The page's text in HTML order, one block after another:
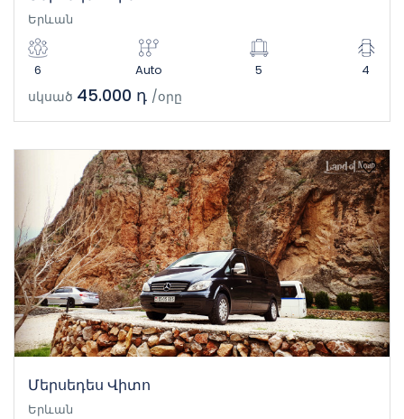
Երևան
6 Auto 5 4
սկսած 45.000 դ /օրը
Մերսեդես Վիտո
Երևան